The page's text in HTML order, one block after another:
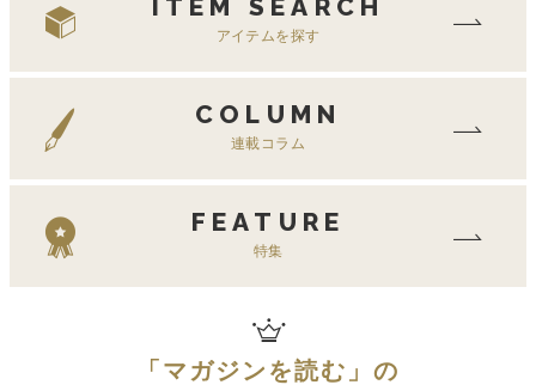
ITEM SEARCH
アイテムを探す
COLUMN
連載コラム
FEATURE
特集
「マガジンを読む 」の